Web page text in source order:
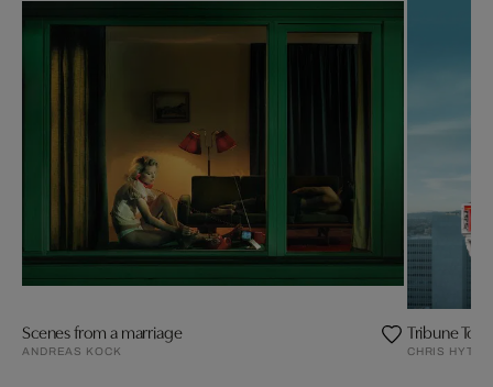
Scenes from a marriage
ANDREAS KOCK
Tribune
CHRIS HYTHA